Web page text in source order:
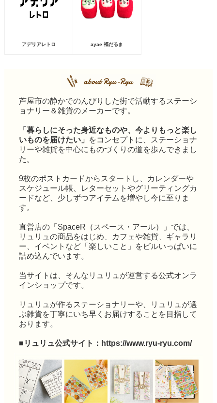
アデリアレトロ ayae 福だるま
芦屋市の静かでのんびりした街で活動するステーシ
ョナリー＆雑貨のメーカーです。
「暮らしにそった身近なものや、今よりもっと楽し
いものを届けたい」
をコンセプトに、ステーショナ
リーや雑貨を中心にものづくりの道を歩んできまし
た。
9枚のポストカードからスタートし、カレンダーや
スケジュール帳、レターセットやグリーティングカ
ードなど、少しずつアイテムを増やし今に至りま
す。
直営店の「SpaceR（スペース・アール）」では、
リュリュの商品をはじめ、カフェや雑貨、ギャラリ
ー、イベントなど「楽しいこと」をビルいっぱいに
詰め込んでいます。
当サイトは、そんなリュリュが運営する公式オンラ
インショップです。
リュリュが作るステーショナリーや、リュリュが選
ぶ雑貨を丁寧にいち早くお届けすることを目指して
おります。
■リュリュ公式サイト： https://www.ryu-ryu.com/